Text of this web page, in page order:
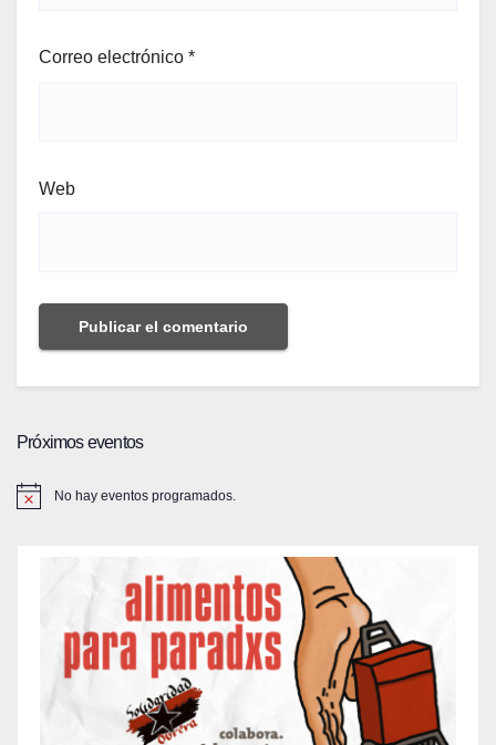
Correo electrónico *
Web
Próximos eventos
No hay eventos programados.